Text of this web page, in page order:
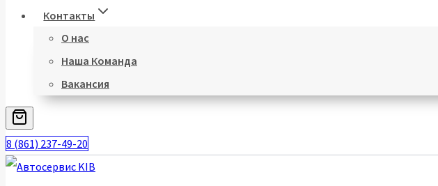
Контакты
О нас
Наша Команда
Вакансия
8 (861) 237-49-20